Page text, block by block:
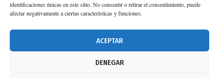
identificaciones únicas en este sitio. No consentir o retirar el consentimiento, puede
afectar negativamente a ciertas características y funciones.
ACEPTAR
DENEGAR